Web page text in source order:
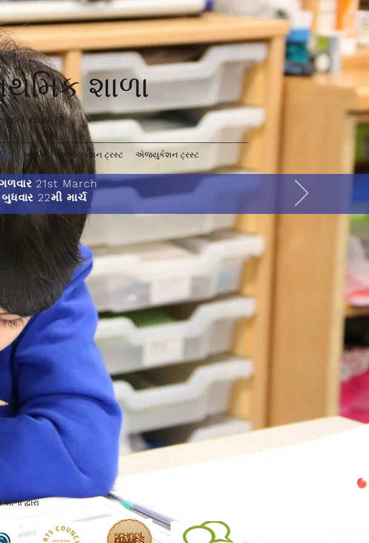
શાળા
થાય છે'
બાળકો એજ્યુકેશન ટ્રસ્ટ એજ્યુકેશન ટ્રસ્ટ
21st March
22મી માર્ચ
દ્વારા